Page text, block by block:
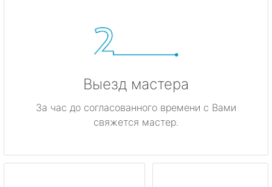
Выезд мастера
За час до согласованного времени с Вами
свяжется мастер.